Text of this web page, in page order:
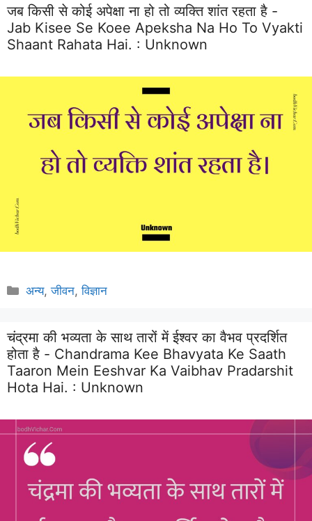
जब किसी से कोई अपेक्षा ना हो तो व्यक्ति शांत रहता है -
Jab Kisee Se Koee Apeksha Na Ho To Vyakti
Shaant Rahata Hai. : Unknown
Categories
अन्य,जीवन,विज्ञान
चंद्रमा की भव्यता के साथ तारों में ईश्वर का वैभव प्रदर्शित
होता है - Chandrama Kee Bhavyata Ke Saath
Taaron Mein Eeshvar Ka Vaibhav Pradarshit
Hota Hai. : Unknown